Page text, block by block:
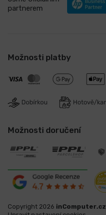
partnerem
Možnosti platby
Možnosti doručení
Copyright 2026 inComputer.cz